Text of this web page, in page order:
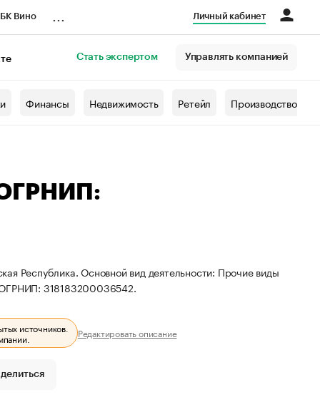
Вино Личный кабинет
Стать экспертом Управлять компанией
Финансы Недвижимость Ретейл Производство
Республика. Основной вид деятельности: Прочие виды
ОГРНИП: 318183200036542.
источников.
Редактировать описание